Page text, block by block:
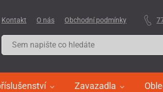
Zavazadla
Kontakt O nás Obchodní podmínky